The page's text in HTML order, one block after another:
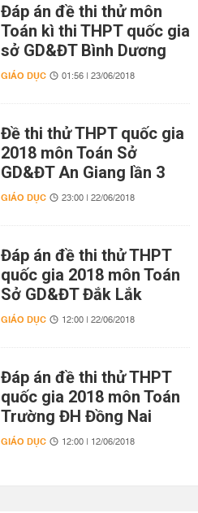
Đáp án đề thi thử môn
Toán kì thi THPT quốc gia
sở GD&ĐT Bình Dương
GIÁO DỤC 01:56 | 23/06/2018
Đề thi thử THPT quốc gia
2018 môn Toán Sở
GD&ĐT An Giang lần 3
GIÁO DỤC 23:00 | 22/06/2018
Đáp án đề thi thử THPT
quốc gia 2018 môn Toán
Sở GD&ĐT Đắk Lắk
GIÁO DỤC 12:00 | 22/06/2018
Đáp án đề thi thử THPT
quốc gia 2018 môn Toán
Trường ĐH Đồng Nai
GIÁO DỤC 12:00 | 12/06/2018